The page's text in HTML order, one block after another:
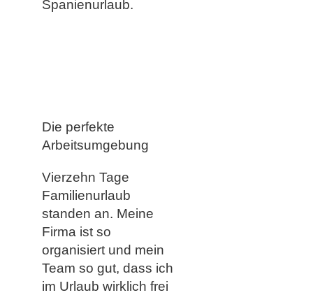
Spanienurlaub.
Die perfekte
Arbeitsumgebung
Vierzehn Tage
Familienurlaub
standen an. Meine
Firma ist so
organisiert und mein
Team so gut, dass ich
im Urlaub wirklich frei